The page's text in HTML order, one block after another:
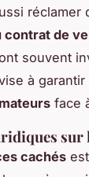
réclamer
contrat de
souvent
à garantir
face
sur
cachés